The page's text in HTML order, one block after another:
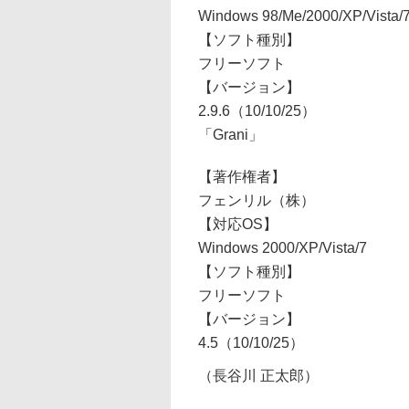
Windows 98/Me/2000/XP/Vista/
【ソフト種別】
フリーソフト
【バージョン】
2.9.6（10/10/25）
「Grani」
【著作権者】
フェンリル（株）
【対応OS】
Windows 2000/XP/Vista/7
【ソフト種別】
フリーソフト
【バージョン】
4.5（10/10/25）
（長谷川 正太郎）